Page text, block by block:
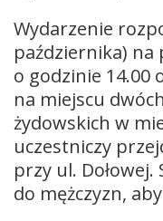
Wydarzenie
października) na
o godzinie 14.00
na miejscu
żydowskich w
uczestniczy
przy ul.
do mężczyzn,